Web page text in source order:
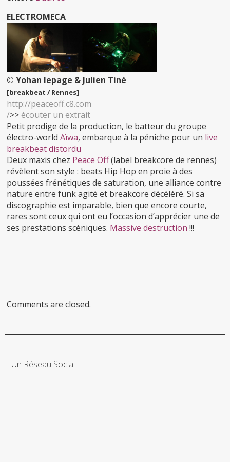
ELECTROMECA
© Yohan lepage & Julien Tiné
[breakbeat / Rennes]
http://peaceoff.c8.com
/>>écouter un extrait
Petit prodige de la production, le batteur du groupe
électro-worldAïwa, embarque à la péniche pour un live
breakbeat distordu
Deux maxis chez Peace Off(label breakcore de rennes)
révèlent son style : beats Hip Hop en proie à des
poussées frénétiques de saturation, une alliance contre
nature entre funk agité et breakcore décéléré. Si sa
discographie est imparable, bien que encore courte,
rares sont ceux qui ont eu l’occasion d’apprécier une de
ses prestations scéniques. Massive destruction!!!
Comments are closed.
Un Réseau Social